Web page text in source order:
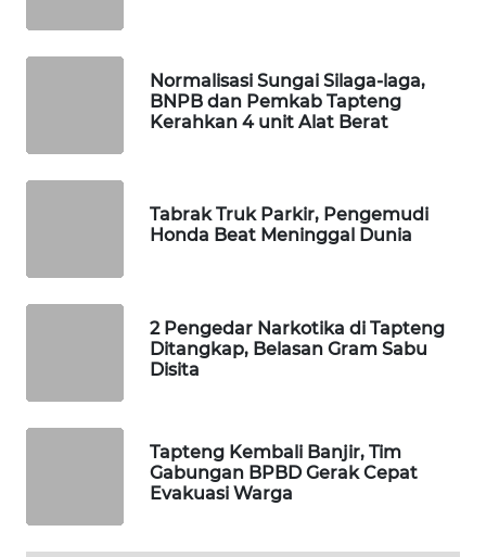
Normalisasi Sungai Silaga-laga,
BNPB dan Pemkab Tapteng
Kerahkan 4 unit Alat Berat
Tabrak Truk Parkir, Pengemudi
Honda Beat Meninggal Dunia
2 Pengedar Narkotika di Tapteng
Ditangkap, Belasan Gram Sabu
Disita
Tapteng Kembali Banjir, Tim
Gabungan BPBD Gerak Cepat
Evakuasi Warga
SITUNGIR
NEWS